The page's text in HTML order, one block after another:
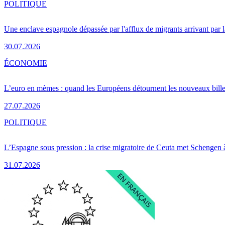
Une enclave espagnole dépassée par l'afflux de migrants arrivant par
30.07.2026
POLITIQUE
L’euro en mèmes : quand les Européens détournent les nouveaux
27.07.2026
ÉCONOMIE
L’Espagne sous pression : la crise migratoire de Ceuta met Schengen
31.07.2026
POLITIQUE